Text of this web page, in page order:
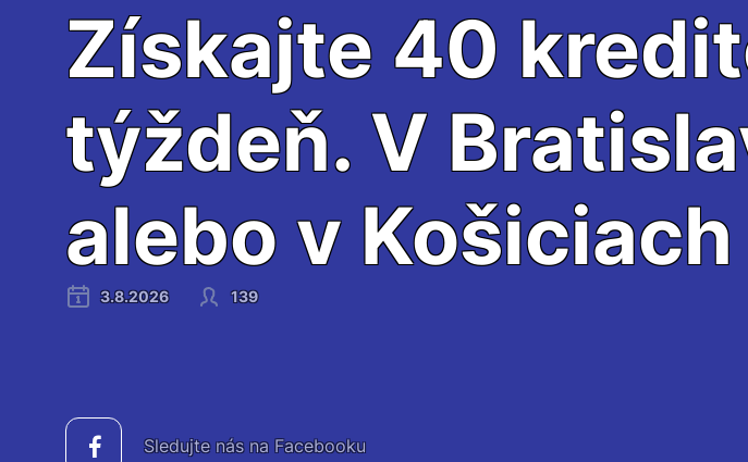
Získajte 40
týždeň. V
alebo v Košiciach
3.8.2026 139
Sledujte nás na Facebooku